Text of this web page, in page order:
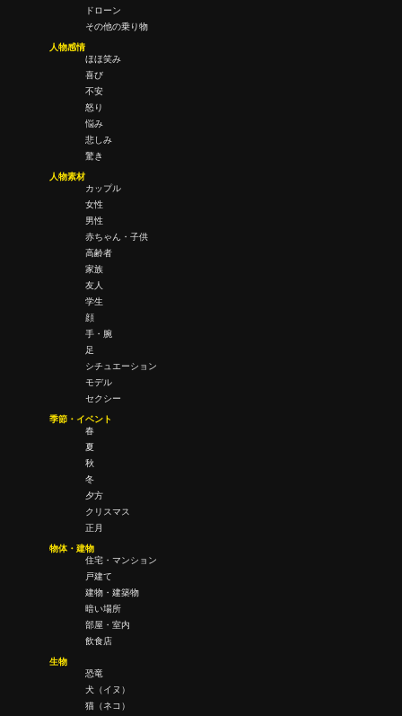
ドローン
その他の乗り物
人物感情
ほほ笑み
喜び
不安
怒り
悩み
悲しみ
驚き
人物素材
カップル
女性
男性
赤ちゃん・子供
高齢者
家族
友人
学生
顔
手・腕
足
シチュエーション
モデル
セクシー
季節・イベント
春
夏
秋
冬
夕方
クリスマス
正月
物体・建物
住宅・マンション
戸建て
建物・建築物
暗い場所
部屋・室内
飲食店
生物
恐竜
犬（イヌ）
猫（ネコ）